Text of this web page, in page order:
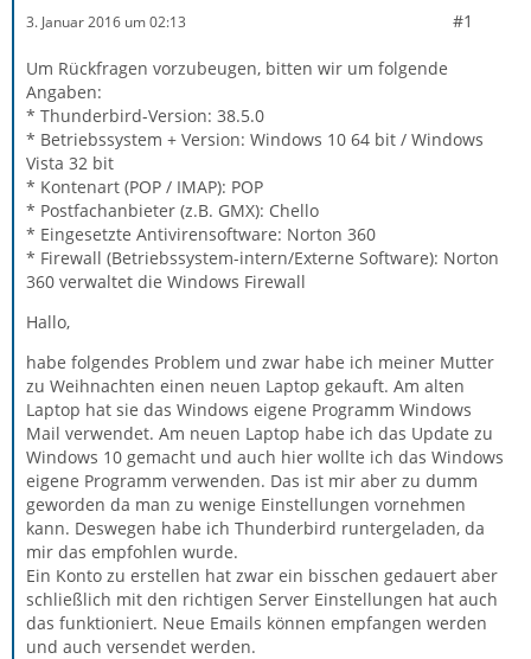
3. Januar 2016 um 02:13 #1
Um Rückfragen vorzubeugen, bitten wir um folgende
Angaben:
* Thunderbird-Version: 38.5.0
* Betriebssystem + Version: Windows 10 64 bit / Windows
Vista 32 bit
* Kontenart (POP / IMAP): POP
* Postfachanbieter (z.B. GMX): Chello
* Eingesetzte Antivirensoftware: Norton 360
* Firewall (Betriebssystem-intern/Externe Software): Norton
360 verwaltet die Windows Firewall
Hallo,
habe folgendes Problem und zwar habe ich meiner Mutter
zu Weihnachten einen neuen Laptop gekauft. Am alten
Laptop hat sie das Windows eigene Programm Windows
Mail verwendet. Am neuen Laptop habe ich das Update zu
Windows 10 gemacht und auch hier wollte ich das Windows
eigene Programm verwenden. Das ist mir aber zu dumm
geworden da man zu wenige Einstellungen vornehmen
kann. Deswegen habe ich Thunderbird runtergeladen, da
mir das empfohlen wurde.
Ein Konto zu erstellen hat zwar ein bisschen gedauert aber
schließlich mit den richtigen Server Einstellungen hat auch
das funktioniert. Neue Emails können empfangen werden
und auch versendet werden.